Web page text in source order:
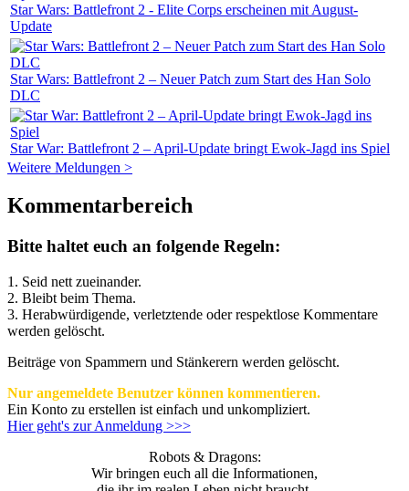
Star Wars: Battlefront 2 - Elite Corps erscheinen mit August-
Update
Star Wars: Battlefront 2 – Neuer Patch zum Start des Han Solo
DLC
Star War: Battlefront 2 – April-Update bringt Ewok-Jagd ins Spiel
Weitere Meldungen >
Kommentarbereich
Bitte haltet euch an folgende Regeln:
1. Seid nett zueinander.
2. Bleibt beim Thema.
3. Herabwürdigende, verletztende oder respektlose Kommentare
werden gelöscht.
Beiträge von Spammern und Stänkerern werden gelöscht.
Nur angemeldete Benutzer können kommentieren.
Ein Konto zu erstellen ist einfach und unkompliziert.
Hier geht's zur Anmeldung >>>
Robots & Dragons:
Wir bringen euch all die Informationen,